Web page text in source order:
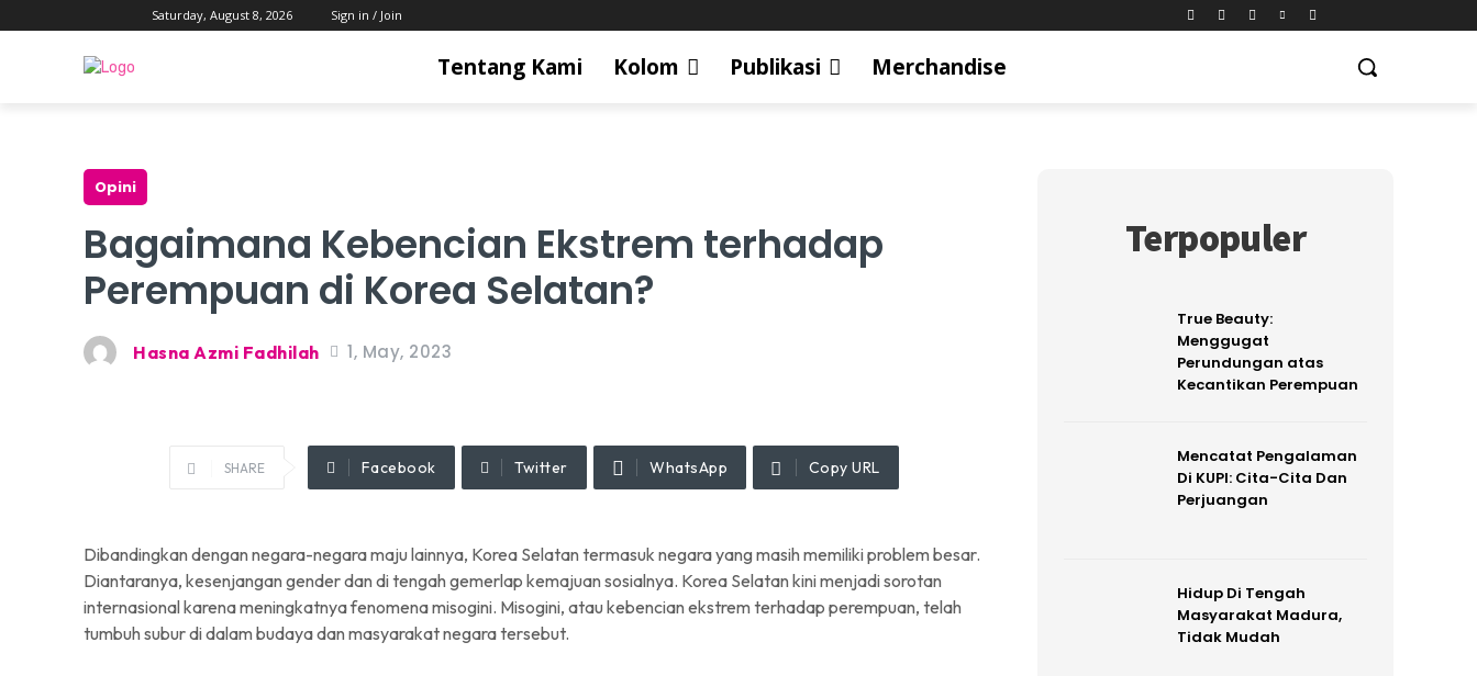
Saturday, August 8, 2026 Sign in / Join
Tentang Kami Kolom Publikasi Merchandise
Opini
Bagaimana Kebencian Ekstrem terhadap
Perempuan di Korea Selatan?
Hasna Azmi Fadhilah 1, May, 2023
SHARE Facebook Twitter WhatsApp Copy URL
Dibandingkan dengan negara-negara maju lainnya, Korea Selatan termasuk negara yang masih memiliki problem besar.
Diantaranya, kesenjangan gender dan di tengah gemerlap kemajuan sosialnya. Korea Selatan kini menjadi sorotan
internasional karena meningkatnya fenomena misogini. Misogini, atau kebencian ekstrem terhadap perempuan, telah
tumbuh subur di dalam budaya dan masyarakat negara tersebut.
Terpopuler
True Beauty:
Menggugat
Perundungan atas
Kecantikan Perempuan
Mencatat Pengalaman
Di KUPI: Cita-Cita Dan
Perjuangan
Hidup Di Tengah
Masyarakat Madura,
Tidak Mudah